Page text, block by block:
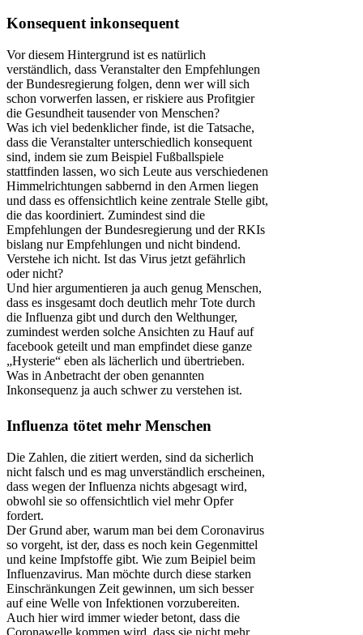
Konsequent inkonsequent
Vor diesem Hintergrund ist es natürlich
verständlich, dass Veranstalter den Empfehlungen
der Bundesregierung folgen, denn wer will sich
schon vorwerfen lassen, er riskiere aus Profitgier
die Gesundheit tausender von Menschen?
Was ich viel bedenklicher finde, ist die Tatsache,
dass die Veranstalter unterschiedlich konsequent
sind, indem sie zum Beispiel Fußballspiele
stattfinden lassen, wo sich Leute aus verschiedenen
Himmelrichtungen sabbernd in den Armen liegen
und dass es offensichtlich keine zentrale Stelle gibt,
die das koordiniert. Zumindest sind die
Empfehlungen der Bundesregierung und der RKIs
bislang nur Empfehlungen und nicht bindend.
Verstehe ich nicht. Ist das Virus jetzt gefährlich
oder nicht?
Und hier argumentieren ja auch genug Menschen,
dass es insgesamt doch deutlich mehr Tote durch
die Influenza gibt und durch den Welthunger,
zumindest werden solche Ansichten zu Hauf auf
facebook geteilt und man empfindet diese ganze
„Hysterie“ eben als lächerlich und übertrieben.
Was in Anbetracht der oben genannten
Inkonsequenz ja auch schwer zu verstehen ist.
Influenza tötet mehr Menschen
Die Zahlen, die zitiert werden, sind da sicherlich
nicht falsch und es mag unverständlich erscheinen,
dass wegen der Influenza nichts abgesagt wird,
obwohl sie so offensichtlich viel mehr Opfer
fordert.
Der Grund aber, warum man bei dem Coronavirus
so vorgeht, ist der, dass es noch kein Gegenmittel
und keine Impfstoffe gibt. Wie zum Beipiel beim
Influenzavirus. Man möchte durch diese starken
Einschränkungen Zeit gewinnen, um sich besser
auf eine Welle von Infektionen vorzubereiten.
Auch hier wird immer wieder betont, dass die
Coronawelle kommen wird, dass sie nicht mehr